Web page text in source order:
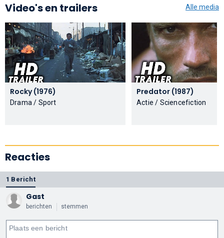
Video's en trailers Alle media
Rocky (1976)
Drama / Sport
Predator (1987)
Actie / Sciencefiction
Reacties
1 Bericht
Gast
berichten stemmen